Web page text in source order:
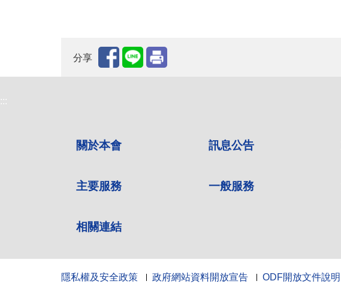
分享
:::
關於本會 訊息公告
主要服務 一般服務
相關連結
隱私權及安全政策 政府網站資料開放宣告 ODF開放文件說明